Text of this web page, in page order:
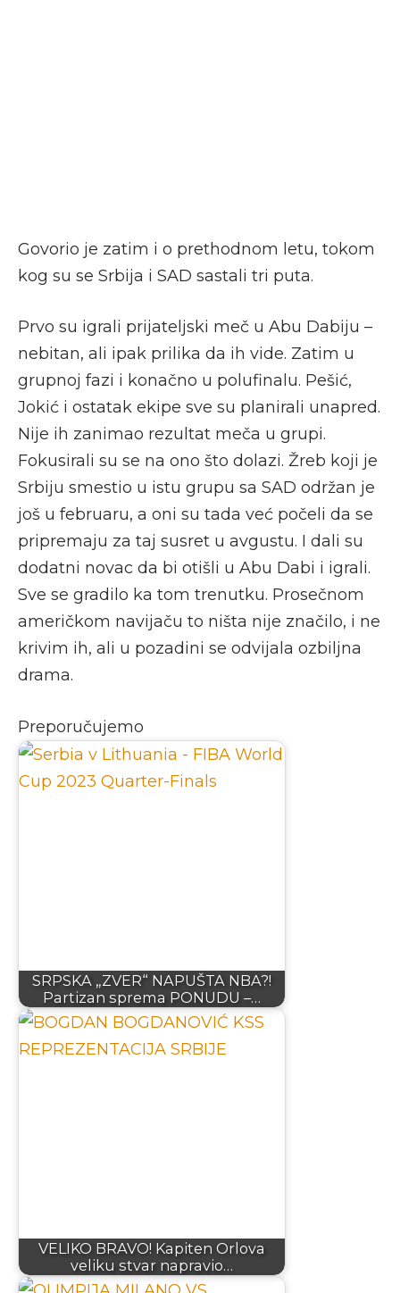
Govorio je zatim i o prethodnom letu, tokom
kog su se Srbija i SAD sastali tri puta.
Prvo su igrali prijateljski meč u Abu Dabiju –
nebitan, ali ipak prilika da ih vide. Zatim u
grupnoj fazi i konačno u polufinalu. Pešić,
Jokić i ostatak ekipe sve su planirali unapred.
Nije ih zanimao rezultat meča u grupi.
Fokusirali su se na ono što dolazi. Žreb koji je
Srbiju smestio u istu grupu sa SAD održan je
još u februaru, a oni su tada već počeli da se
pripremaju za taj susret u avgustu. I dali su
dodatni novac da bi otišli u Abu Dabi i igrali.
Sve se gradilo ka tom trenutku. Prosečnom
američkom navijaču to ništa nije značilo, i ne
krivim ih, ali u pozadini se odvijala ozbiljna
drama.
Preporučujemo
SRPSKA „ZVER“ NAPUŠTA NBA?!
Partizan sprema PONUDU –…
VELIKO BRAVO! Kapiten Orlova
veliku stvar napravio…